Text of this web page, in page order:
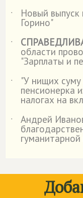
˙
Новый выпуск
Горино"
˙
области
"Зарплаты и
˙
"У нищих
пенсионерка
налогах на
˙
Андрей